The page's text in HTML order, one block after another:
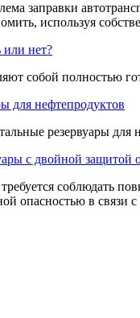
заправки
используя
нет?
собой полностью
для нефтепродуктов
резервуары
с двойной защитой
соблюдать
опасностью в связи